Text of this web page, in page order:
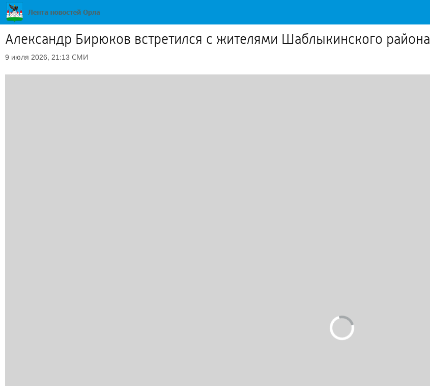
Александр Бирюков встретился с жителями Шаблыкинского района
9 июля 2026, 21:13 СМИ